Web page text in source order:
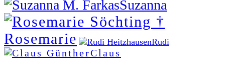
Suzanna
Rosemarie Rudi
Claus